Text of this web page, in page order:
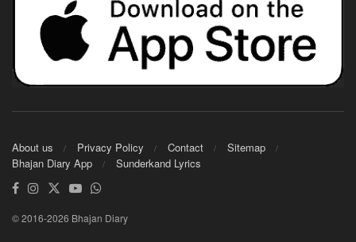
About us Privacy Policy Contact
Sitemap
Bhajan Diary App
Sunderkand Lyrics
© 2016-2026 Bhajan Diary